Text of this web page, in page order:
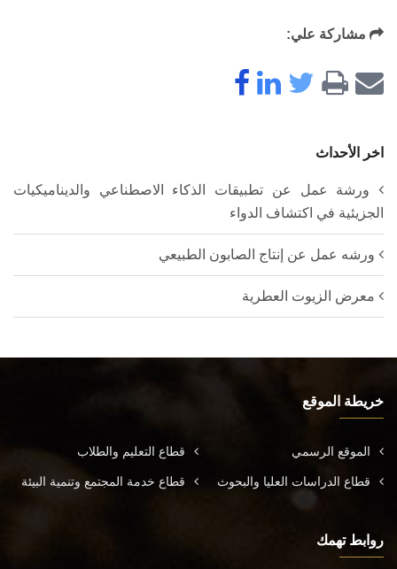
مشاركة علي:
اخر الأحداث
ورشة عمل عن تطبيقات الذكاء الاصطناعي والديناميكيات
الجزيئية في اكتشاف الدواء
ورشه عمل عن إنتاج الصابون الطبيعي
معرض الزيوت العطرية
خريطة الموقع
الموقع الرسمي قطاع التعليم والطلاب
قطاع الدراسات العليا والبحوث قطاع خدمة المجتمع وتنمية البيئة
روابط تهمك